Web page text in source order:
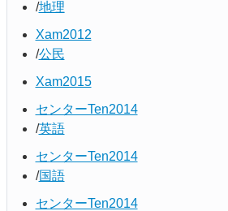
地理
Xam2012
公民
Xam2015
センターTen2014
英語
センターTen2014
国語
センターTen2014